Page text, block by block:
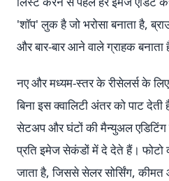
'शॉप' लुक है जो भरोसा बनाता है,
और बार-बार आने वाले ग्राहक बनाता
नए और मध्यम-स्तर के रीसेलर्स के
बिना इस क्वालिटी अंतर को पाट
सेटअप और घंटों की मैन्युअल
प्रति इमेज सेकंडों में दे देते हैं। फोटो
जाता है, जिससे सेलर सोर्सिंग, कीमत